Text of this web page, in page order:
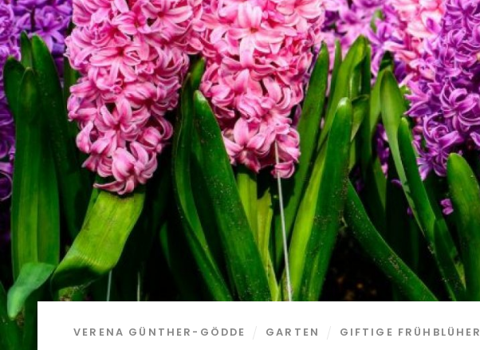
VERENA GÜNTHER-GÖDDE GARTEN GIFTIGE FRÜHBLÜHER